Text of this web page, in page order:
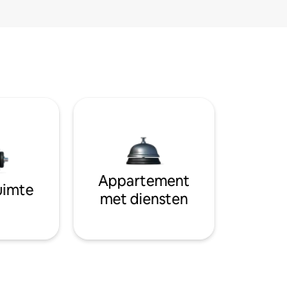
Appartement
met diensten